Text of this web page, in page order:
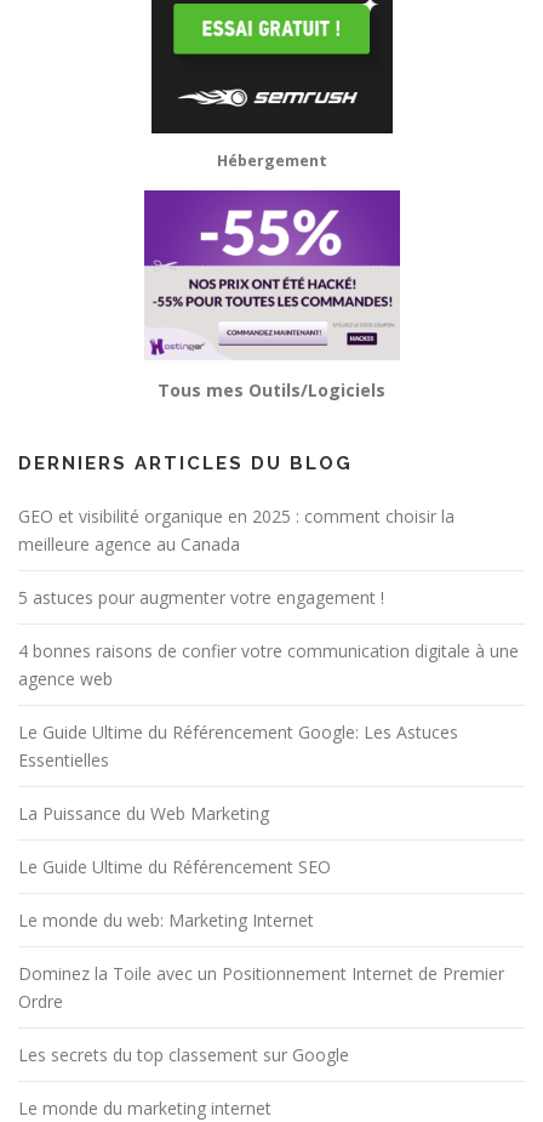
Hébergement
Tous mes Outils/Logiciels
DERNIERS ARTICLES DU BLOG
GEO et visibilité organique en 2025 : comment choisir la
meilleure agence au Canada
5 astuces pour augmenter votre engagement !
4 bonnes raisons de confier votre communication digitale à une
agence web
Le Guide Ultime du Référencement Google: Les Astuces
Essentielles
La Puissance du Web Marketing
Le Guide Ultime du Référencement SEO
Le monde du web: Marketing Internet
Dominez la Toile avec un Positionnement Internet de Premier
Ordre
Les secrets du top classement sur Google
Le monde du marketing internet